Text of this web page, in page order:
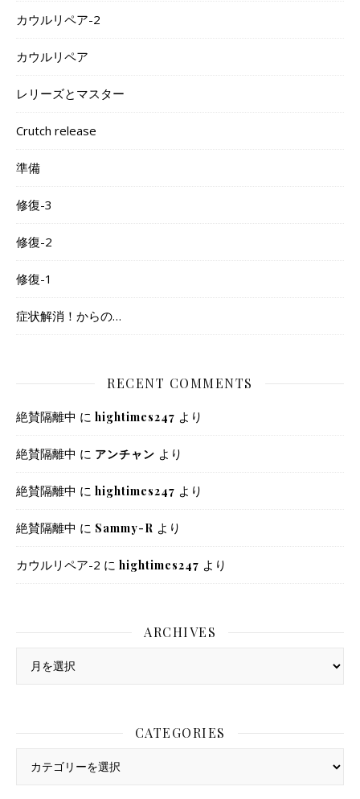
カウルリペア-2
カウルリペア
レリーズとマスター
Crutch release
準備
修復-3
修復-2
修復-1
症状解消！からの…
RECENT COMMENTS
絶賛隔離中 に hightimes247 より
絶賛隔離中 に アンチャン より
絶賛隔離中 に hightimes247 より
絶賛隔離中 に Sammy-R より
カウルリペア-2 に hightimes247 より
ARCHIVES
Archives
CATEGORIES
Categories